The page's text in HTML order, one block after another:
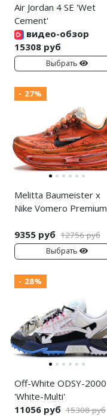
Air Jordan 4 SE 'Wet
Cement'
видео-обзор
15308 руб
Выбрать
- 27%
Melitta Baumeister x
Nike Vomero Premium
9355 руб 12756 руб
Выбрать
- 28%
Off-White ODSY-2000
'White-Multi'
11056 руб 15308 руб